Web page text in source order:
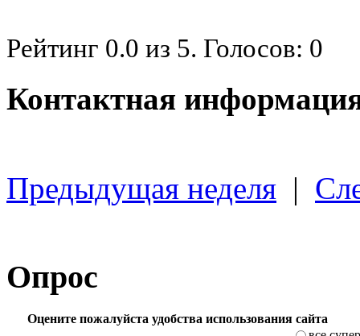
Рейтинг 0.0 из 5. Голосов: 0
Контактная
Предыдущая неделя |
Опрос
Оцените пожалуйста удобства использования сайта